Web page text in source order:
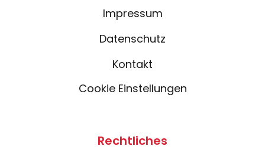
Impressum
Datenschutz
Kontakt
Cookie Einstellungen
Rechtliches